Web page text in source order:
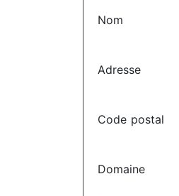
Nom
Adresse
Code postal
Domaine